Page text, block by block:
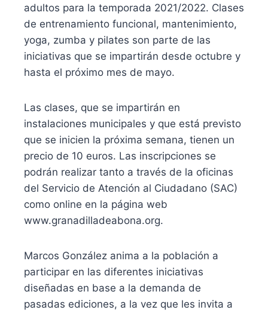
adultos para la temporada 2021/2022. Clases
de entrenamiento funcional, mantenimiento,
yoga, zumba y pilates son parte de las
iniciativas que se impartirán desde octubre y
hasta el próximo mes de mayo.
Las clases, que se impartirán en
instalaciones municipales y que está previsto
que se inicien la próxima semana, tienen un
precio de 10 euros. Las inscripciones se
podrán realizar tanto a través de la oficinas
del Servicio de Atención al Ciudadano (SAC)
como online en la página web
www.granadilladeabona.org.
Marcos González anima a la población a
participar en las diferentes iniciativas
diseñadas en base a la demanda de
pasadas ediciones, a la vez que les invita a